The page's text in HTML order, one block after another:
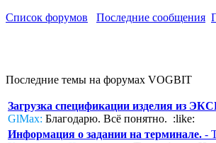
Список форумов Последние сообщения
Последние темы на форумах VOGBIT
Загрузка спецификации изделия из
GlMax: Благодарю. Всё понятно. :like:
Информация о задании на терминале. -